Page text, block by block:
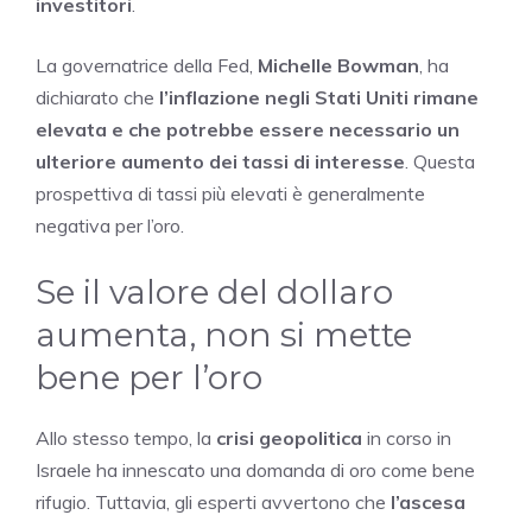
La governatrice della Fed, Michelle Bowman , ha
dichiarato che l’inflazione negli Stati Uniti rimane
elevata e che potrebbe essere necessario un
ulteriore aumento dei tassi di interesse . Questa
prospettiva di tassi più elevati è generalmente
negativa per l’oro.
Se il valore del dollaro
aumenta, non si mette
bene per l’oro
Allo stesso tempo, la crisi geopolitica in corso in
Israele ha innescato una domanda di oro come bene
rifugio. Tuttavia, gli esperti avvertono che l’ascesa